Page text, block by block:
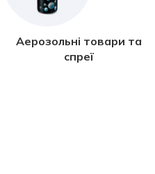
Аерозольні товари та
спреї